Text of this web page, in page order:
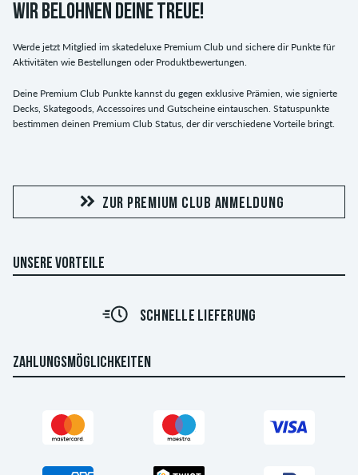
WIR BELOHNEN DEINE TREUE!
Werde jetzt Mitglied im skatedeluxe Premium Club und sichere dir Punkte für
Aktivitäten wie Bestellungen oder Produktbewertungen.
Deine Premium Club Punkte kannst du gegen exklusive Prämien, wie signierte
Decks, Skategoods, Accessoires und Gutscheine eintauschen. Statuspunkte
bestimmen deinen Premium Club Status, der dir verschiedene Vorteile bringt.
ZUR PREMIUM CLUB ANMELDUNG
UNSERE VORTEILE
SCHNELLE LIEFERUNG
ZAHLUNGSMÖGLICHKEITEN